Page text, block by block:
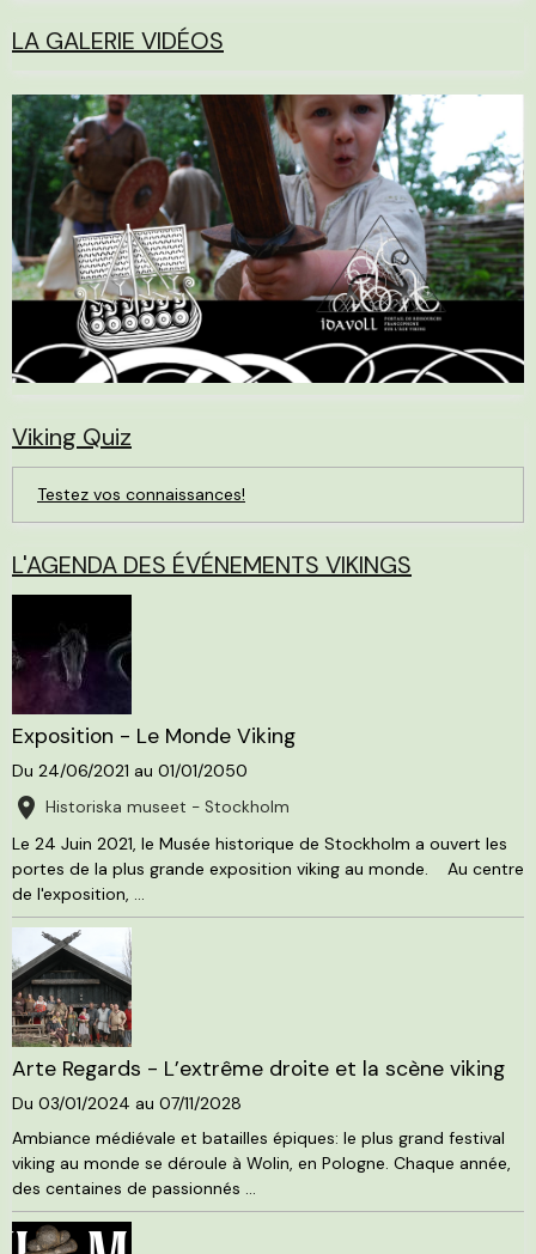
LA GALERIE VIDÉOS
Viking Quiz
Testez vos connaissances!
L'AGENDA DES ÉVÉNEMENTS VIKINGS
Exposition - Le Monde Viking
Du 24/06/2021 au 01/01/2050
Historiska museet - Stockholm
Le 24 Juin 2021, le Musée historique de Stockholm a ouvert les
portes de la plus grande exposition viking au monde. Au centre
de l'exposition, ...
Arte Regards - L’extrême droite et la scène viking
Du 03/01/2024 au 07/11/2028
Ambiance médiévale et batailles épiques: le plus grand festival
viking au monde se déroule à Wolin, en Pologne. Chaque année,
des centaines de passionnés ...